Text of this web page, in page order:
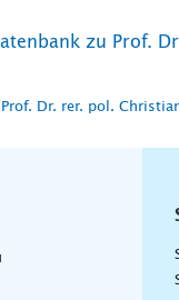
zu Prof.
Prof. Dr. rer. pol.